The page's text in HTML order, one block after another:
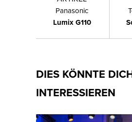
Panasonic
Lumix G110
DIES KÖNNTE
INTERESSIEREN